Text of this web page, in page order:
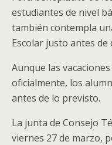
estudiantes de nivel
también contempla
Escolar justo antes de
Aunque las
oficialmente, los
antes de lo previsto.
La junta de Consejo
viernes 27 de marzo,